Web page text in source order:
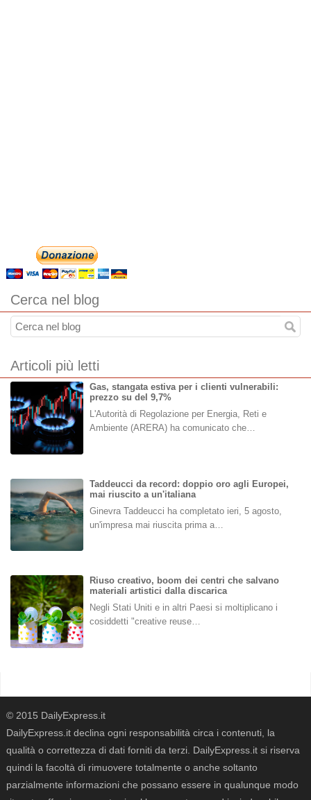
Cerca nel blog
Articoli più letti
Gas, stangata estiva per i clienti vulnerabili:
prezzo su del 9,7%
L'Autorità di Regolazione per Energia, Reti e
Ambiente (ARERA) ha comunicato che…
Taddeucci da record: doppio oro agli Europei,
mai riuscito a un'italiana
Ginevra Taddeucci ha completato ieri, 5 agosto,
un'impresa mai riuscita prima a…
Riuso creativo, boom dei centri che salvano
materiali artistici dalla discarica
Negli Stati Uniti e in altri Paesi si moltiplicano i
cosiddetti "creative reuse…
© 2015 DailyExpress.it
DailyExpress.it declina ogni responsabilità circa i contenuti, la
qualità o correttezza di dati forniti da terzi. DailyExpress.it si riserva
quindi la facoltà di rimuovere totalmente o anche soltanto
parzialmente informazioni che possano essere in qualunque modo